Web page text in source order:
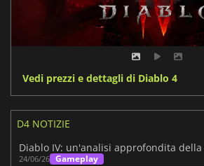
Vedi prezzi e dettagli di Diablo 4
D4 NOTIZIE
24/06/26 Gameplay